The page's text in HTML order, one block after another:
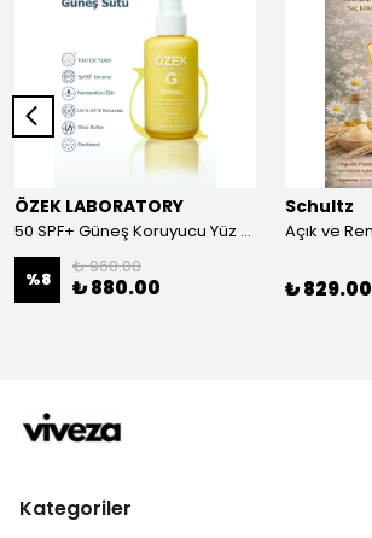
ÖZEK LABORATORY
50 SPF+ Güneş Koruyucu Yüz ve Vücut Sütü 100 ml
%8
₺ 960.00
₺ 880.00
Schultz
₺ 829.00
Kategoriler